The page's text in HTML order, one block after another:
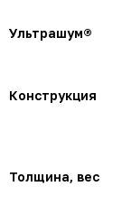
Ультрашум®
Конструкция
Толщина, вес